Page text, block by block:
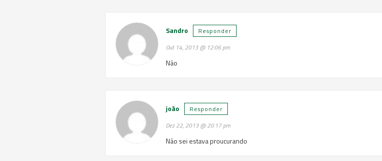
Sandro Responder
Out 14, 2013 @ 12:06 pm
Não
joão Responder
Dez 22, 2013 @ 20:17 pm
Não sei estava proucurando